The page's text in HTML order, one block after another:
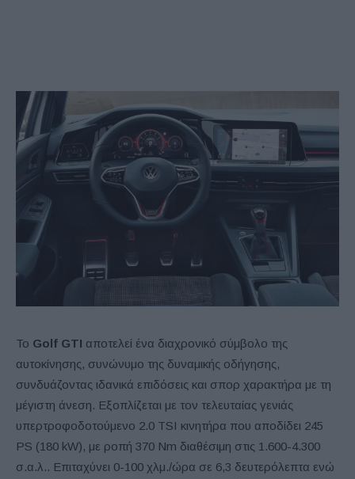
Το Golf GTI αποτελεί ένα διαχρονικό σύμβολο της
αυτοκίνησης, συνώνυμο της δυναμικής οδήγησης,
συνδυάζοντας ιδανικά επιδόσεις και σπορ χαρακτήρα με τη
μέγιστη άνεση. Εξοπλίζεται με τον τελευταίας γενιάς
υπερτροφοδοτούμενο 2.0 TSI κινητήρα που αποδίδει 245
PS (180 kW), με ροπή 370 Nm διαθέσιμη στις 1.600-4.300
σ.α.λ.. Επιταχύνει 0-100 χλμ./ώρα σε 6,3 δευτερόλεπτα ενώ